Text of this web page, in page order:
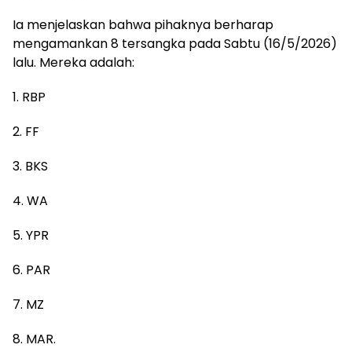
Ia menjelaskan bahwa pihaknya berharap
mengamankan 8 tersangka pada Sabtu (16/5/2026)
lalu. Mereka adalah:
1. RBP
2. FF
3. BKS
4. WA
5. YPR
6. PAR
7. MZ
8. MAR.